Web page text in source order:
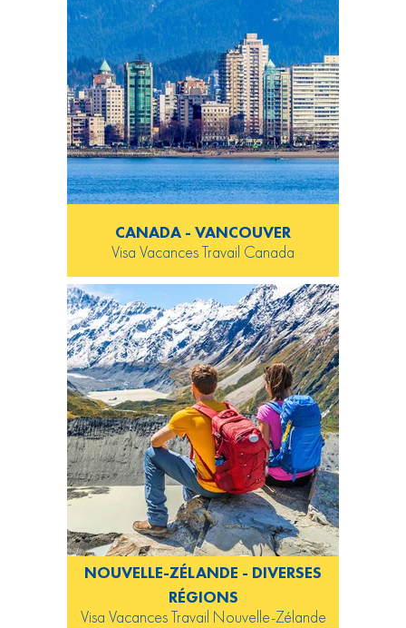
CANADA - VANCOUVER
Visa Vacances Travail Canada
NOUVELLE-ZÉLANDE - DIVERSES
RÉGIONS
Visa Vacances Travail Nouvelle-Zélande